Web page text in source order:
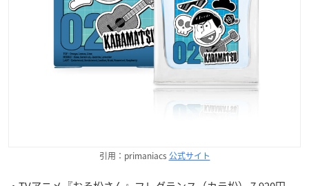
引用：primaniacs 公式サイト